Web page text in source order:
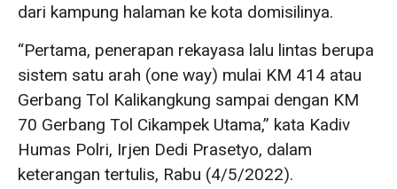
dari kampung halaman ke kota domisilinya.
“Pertama, penerapan rekayasa lalu lintas berupa
sistem satu arah (one way) mulai KM 414 atau
Gerbang Tol Kalikangkung sampai dengan KM
70 Gerbang Tol Cikampek Utama,” kata Kadiv
Humas Polri, Irjen Dedi Prasetyo, dalam
keterangan tertulis, Rabu (4/5/2022).